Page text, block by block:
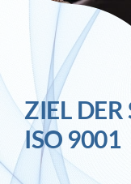
ZIEL
ISO 9001